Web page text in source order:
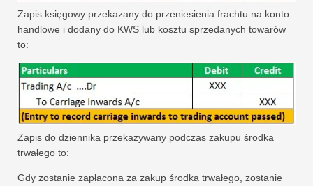
Zapis księgowy przekazany do przeniesienia frachtu na konto
handlowe i dodany do KWS lub kosztu sprzedanych towarów
to:
Zapis do dziennika przekazywany podczas zakupu środka
trwałego to:
Gdy zostanie zapłacona za zakup środka trwałego, zostanie